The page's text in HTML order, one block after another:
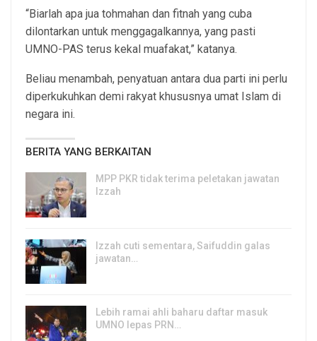
“Biarlah apa jua tohmahan dan fitnah yang cuba
dilontarkan untuk menggagalkannya, yang pasti
UMNO-PAS terus kekal muafakat,” katanya.
Beliau menambah, penyatuan antara dua parti ini perlu
diperkukuhkan demi rakyat khususnya umat Islam di
negara ini.
BERITA YANG BERKAITAN
MPP PKR tidak terima peletakan jawatan
Izzah
Izzah cuti sementara, Saifuddin galas
jawatan…
Lebih ramai ahli baharu daftar masuk
UMNO lepas PRN…